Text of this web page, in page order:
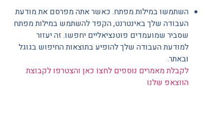
השתמשו במילות מפתח. כאשר אתה מפרסם את מודעת
העבודה שלך באינטרנט, הקפד להשתמש במילות מפתח
שסביר שמועמדים פוטנציאליים יחפשו. זה יעזור
למודעת העבודה שלך להופיע בתוצאות החיפוש בגוגל
ובאתר.
לקבלת מאמרים נוספים לחצו כאן והצטרפו לקבוצת
הווצאפ שלנו